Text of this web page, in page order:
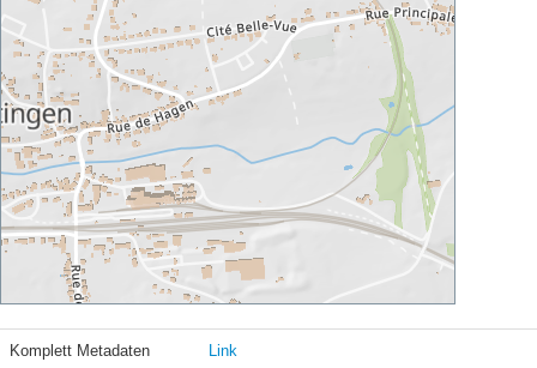
Komplett Metadaten Link